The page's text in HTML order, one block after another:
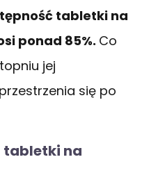
tabletki na
ponad 85%. Co
jej
się po
tabletki na